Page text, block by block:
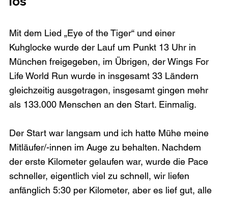
Mit dem Lied „Eye of the Tiger“ und einer
Kuhglocke wurde der Lauf um Punkt 13 Uhr in
München freigegeben, im Übrigen, der Wings For
Life World Run wurde in insgesamt 33 Ländern
gleichzeitig ausgetragen, insgesamt gingen mehr
als 133.000 Menschen an den Start. Einmalig.
Der Start war langsam und ich hatte Mühe meine
Mitläufer/-innen im Auge zu behalten. Nachdem
der erste Kilometer gelaufen war, wurde die Pace
schneller, eigentlich viel zu schnell, wir liefen
anfänglich 5:30 per Kilometer, aber es lief gut, alle